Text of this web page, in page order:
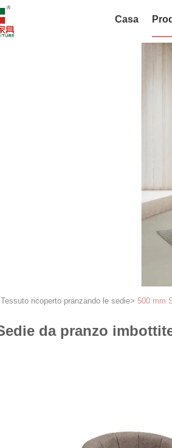
Casa
Tessuto ricoperto pranzando le sedie> 500 mm
da pranzo